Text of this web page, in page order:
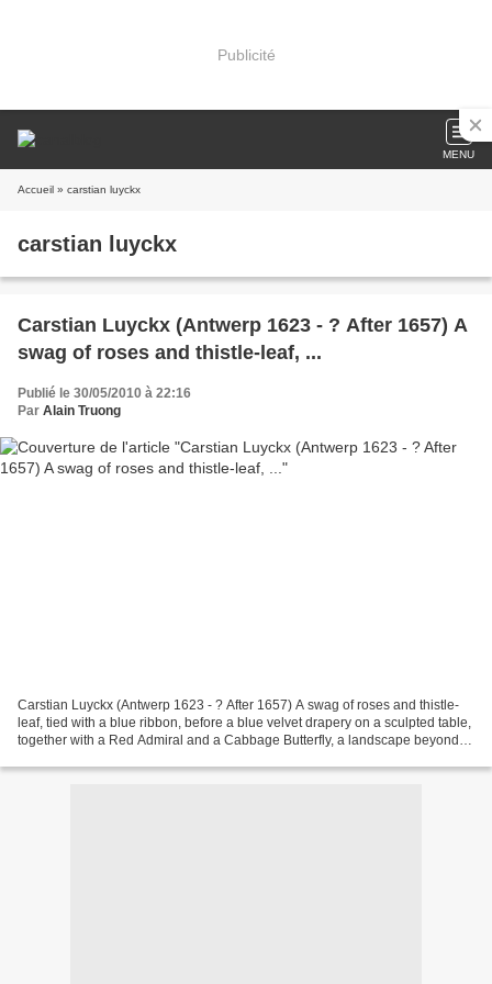
Publicité
MENU
Accueil » carstian luyckx
carstian luyckx
Carstian Luyckx (Antwerp 1623 - ? After 1657) A
swag of roses and thistle-leaf, ...
Publié le 30/05/2010 à 22:16
Par Alain Truong
Carstian Luyckx (Antwerp 1623 - ? After 1657) A swag of roses and thistle-
leaf, tied with a blue ribbon, before a blue velvet drapery on a sculpted table,
together with a Red Admiral and a Cabbage Butterfly, a landscape beyond.